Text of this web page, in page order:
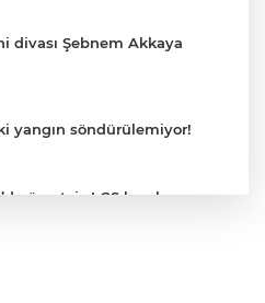
divası Şebnem Akkaya
yangın söndürülemiyor!
ücretsiz LGS kurslarının